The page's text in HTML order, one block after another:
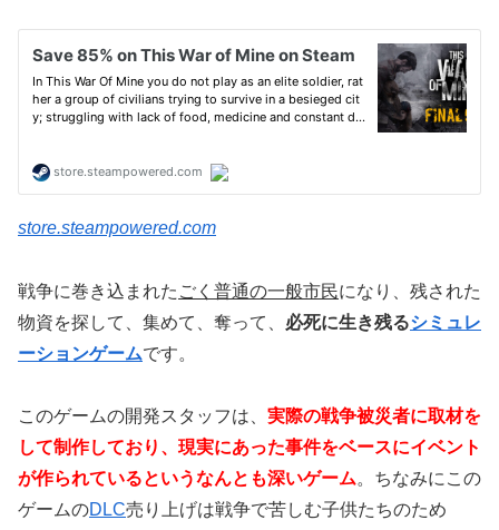
store.steampowered.com
戦争に巻き込まれた ごく普通の一般市民になり、残された
物資を探して、集めて、奪って、 必死に生き残るシミュレ
ーションゲームです。
このゲームの開発スタッフは、 実際の戦争被災者に取材を
して制作しており、現実にあった事件をベースにイベント
が作られているというなんとも深いゲーム。ちなみにこの
ゲームのDLC売り上げは戦争で苦しむ子供たちのため